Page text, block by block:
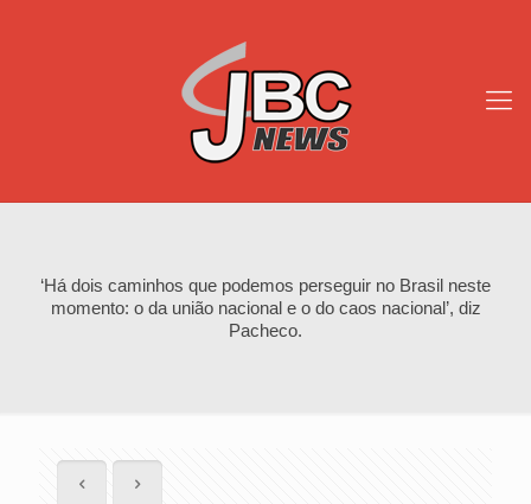
‘Há dois caminhos que podemos perseguir no Brasil neste
momento: o da união nacional e o do caos nacional’, diz
Pacheco.